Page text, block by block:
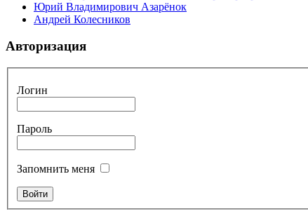
Юрий Владимирович Азарёнок
Андрей Колесников
Авторизация
Логин
Пароль
Запомнить меня